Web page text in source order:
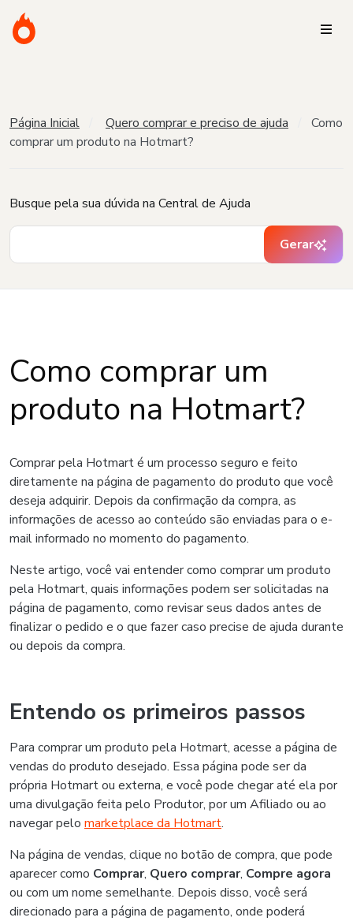
Página Inicial Quero comprar e preciso de ajuda
Como
comprar um produto na Hotmart?
Busque pela sua dúvida na Central de Ajuda
Gerar
Como comprar um
produto na Hotmart?
Comprar pela Hotmart é um processo seguro e feito
diretamente na página de pagamento do produto que você
deseja adquirir. Depois da confirmação da compra, as
informações de acesso ao conteúdo são enviadas para o e-
mail informado no momento do pagamento.
Neste artigo, você vai entender como comprar um produto
pela Hotmart, quais informações podem ser solicitadas na
página de pagamento, como revisar seus dados antes de
finalizar o pedido e o que fazer caso precise de ajuda durante
ou depois da compra.
Entendo os primeiros passos
Para comprar um produto pela Hotmart, acesse a página de
vendas do produto desejado. Essa página pode ser da
própria Hotmart ou externa, e você pode chegar até ela por
uma divulgação feita pelo Produtor, por um Afiliado ou ao
navegar pelo marketplace da Hotmart.
Na página de vendas, clique no botão de compra, que pode
aparecer como Comprar, Quero comprar, Compre agora
ou com um nome semelhante. Depois disso, você será
direcionado para a página de pagamento, onde poderá